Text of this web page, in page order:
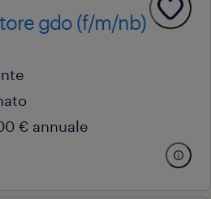
gdo (f/m/nb)
€ annuale